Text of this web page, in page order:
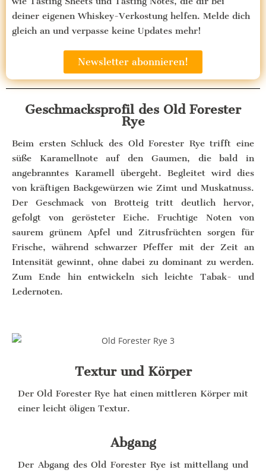
deiner eigenen Whiskey-Verkostung helfen. Melde dich
gleich an und verpasse keine Updates mehr!
Newsletter abonnieren!
Geschmacksprofil des Old Forester
Rye
Beim ersten Schluck des Old Forester Rye trifft eine
süße Karamellnote auf den Gaumen, die bald in
angebranntes Karamell übergeht. Begleitet wird dies
von kräftigen Backgewürzen wie Zimt und Muskatnuss.
Der Geschmack von Brotteig tritt deutlich hervor,
gefolgt von gerösteter Eiche. Fruchtige Noten von
saurem grünem Apfel und Zitrusfrüchten sorgen für
Frische, während schwarzer Pfeffer mit der Zeit an
Intensität gewinnt, ohne dabei zu dominant zu werden.
Zum Ende hin entwickeln sich leichte Tabak- und
Ledernoten.
Textur und Körper
Der Old Forester Rye hat einen mittleren Körper mit
einer leicht öligen Textur.
Abgang
Der Abgang des Old Forester Rye ist mittellang und